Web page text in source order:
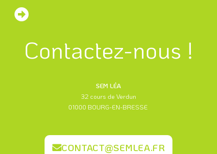
Contactez-nous !
SEM LÉA
32 cours de Verdun
01000 BOURG-EN-BRESSE
CONTACT@SEMLEA.FR